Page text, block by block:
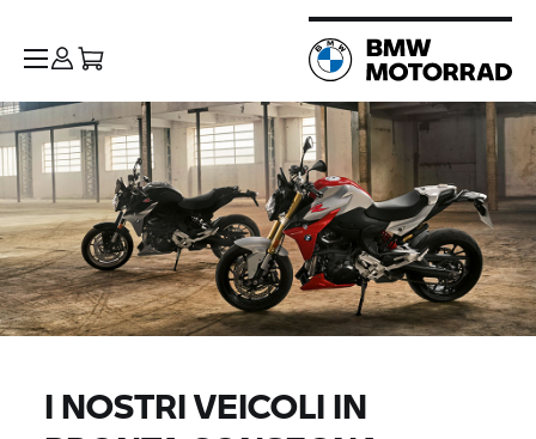
I NOSTRI VEICOLI IN